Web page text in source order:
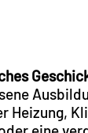
Heizung,